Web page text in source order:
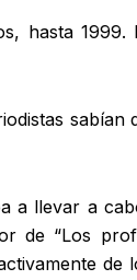
hasta
llevar a
de “Los